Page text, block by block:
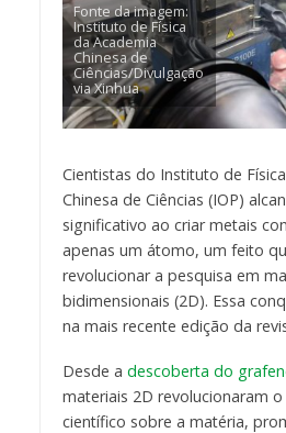
Fonte da imagem:
Instituto de Física
da Academia
Chinesa de
Ciências/Divulgação
via Xinhua
Cientistas do Instituto de
Chinesa de Ciências (IOP)
significativo ao criar metais
apenas um átomo, um feito
revolucionar a pesquisa em
bidimensionais (2D). Essa
na mais recente edição da
Desde a descoberta do
materiais 2D revolucionaram
científico sobre a matéria,